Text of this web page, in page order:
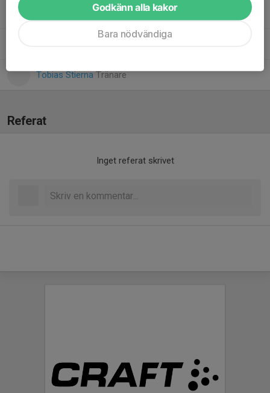
Louise ElofssonTränare/Admin
Tobias StiernaTränare
Referat
Inget referat skrivet
Godkänn alla kakor
Bara nödvändiga